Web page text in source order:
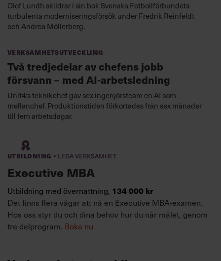
Olof Lundh skildrar i sin bok Svenska Fotbollförbundets
turbulenta moderniseringsförsök under Fredrik Reinfeldt
och Andrea Möllerberg.
Verksamhetsutveckling
Två tredjedelar av chefens jobb
försvann – med AI-arbetsledning
Unit4:s teknikchef gav sex ingenjörsteam en AI som
mellanchef. Produktionstiden förkortades från sex månader
till fem arbetsdagar.
Utbildning · Leda verksamhet
Executive MBA
Utbildning med övernattning, 134 000 kr
Det finns flera vägar att nå en Executive MBA-examen.
Hos oss styr du och dina behov hur du når målet, genom
tre delprogram. Boka nu